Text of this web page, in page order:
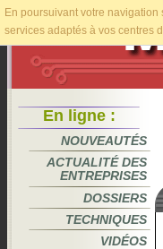
En poursuivant votre
services adaptés à vos centres
En ligne :
NOUVEAUTÉS
ACTUALITÉ DES
ENTREPRISES
DOSSIERS
TECHNIQUES
VIDÉOS